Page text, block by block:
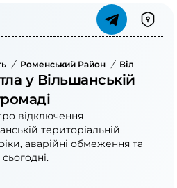
/ Роменський Район /
у Вільшанській
відключення
територіальній
аварійні обмеження та